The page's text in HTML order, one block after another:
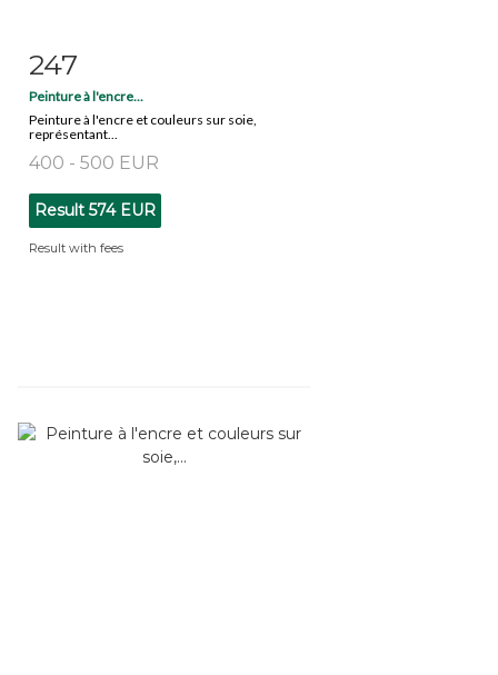
Item detail
247
Peinture à l'encre...
Peinture à l'encre et couleurs sur soie,
représentant...
400 - 500 EUR
Result 574 EUR
Result with fees